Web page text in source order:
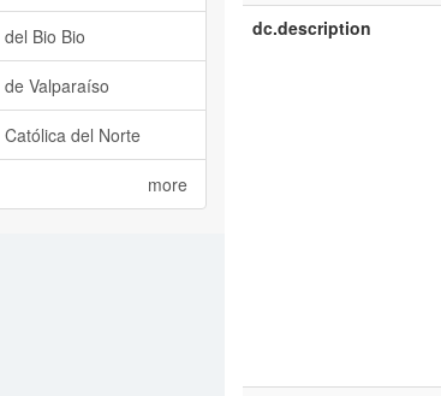
dc.description
Bio Bio
Valparaíso
del Norte
more